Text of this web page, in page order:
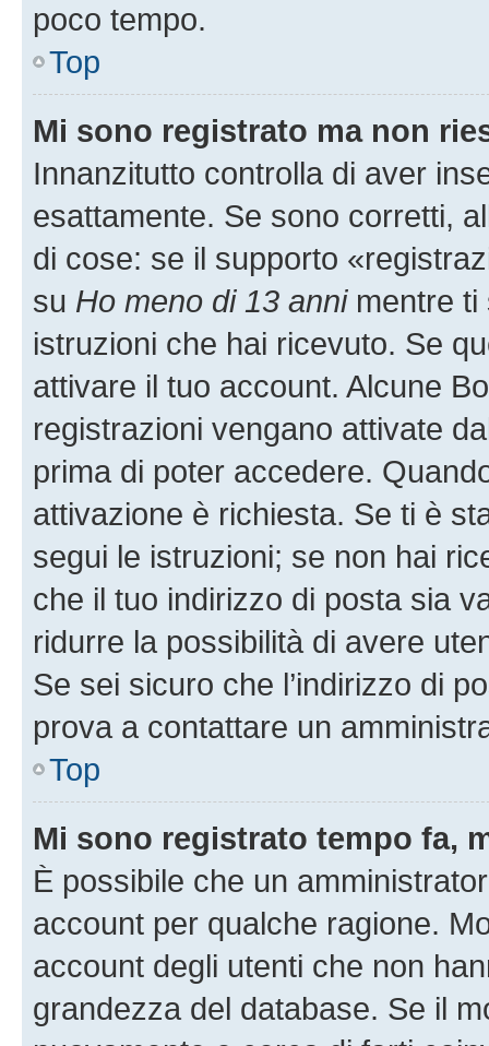
poco tempo.
Top
Mi sono registrato ma non
Innanzitutto controlla di aver
esattamente. Se sono corretti,
di cose: se il supporto
su Ho meno di 13 annimentre ti
istruzioni che hai ricevuto. Se
attivare il tuo account. Alcune
registrazioni vengano attivate
prima di poter accedere.
attivazione è richiesta. Se ti è
segui le istruzioni; se non hai
che il tuo indirizzo di posta sia
ridurre la possibilità di avere
Se sei sicuro che l’indirizzo di
prova a contattare un
Top
Mi sono registrato tempo fa,
È possibile che un
account per qualche ragione.
account degli utenti che non
grandezza del database. Se il